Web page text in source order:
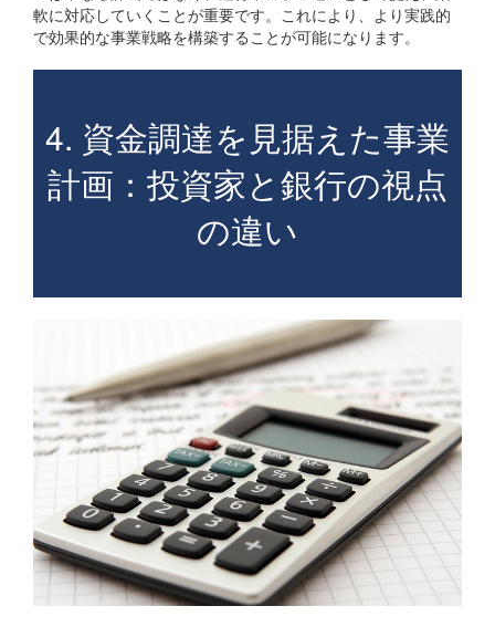
軟に対応していくことが重要です。これにより、より実践的
で効果的な事業戦略を構築することが可能になります。
4. 資金調達を見据えた事業
計画：投資家と銀行の視点
の違い